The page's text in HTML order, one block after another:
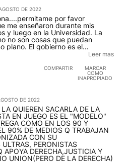
de todos y cada uno de sus
DE 2022
por favor
me enseñaron durante mis
y luego en la Universidad. La
no son cosas que puedan
plano. El gobierno es el
ilicitos en su accionar, La
fue prjudicial en sus actos. NO
LA OTRA....solo ejecuta la
y que la sociedad le dio al elegir
Leer mas
COMPARTIR
MARCAR
COMO
INAPROPIADO
DE 2022
QUIEREN SACARLA DE LA
EN JUEGO ES EL "MODELO"
COMO EN LOS 90 Y
90% DE MEDIOS Q TRABAJAN
CON SU
PERONISTAS
APOYA DERECHA,JUSTICIA Y
UNION(PERO DE LA DERECHA)